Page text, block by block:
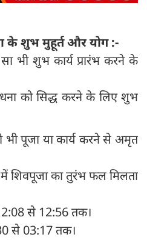
के शुभ मुहूर्त और योग :-
भी शुभ कार्य प्रारंभ करने के
को सिद्ध करने के लिए शुभ
भी पूजा या कार्य करने से अमृत
में शिवपूजा का तुरंभ फल मिलता
से 12:56 तक।
से 03:17 तक।